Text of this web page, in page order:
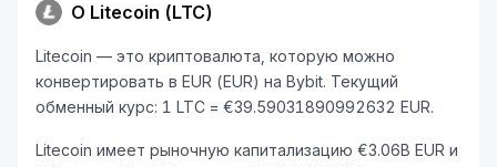
О Litecoin (LTC)
Litecoin — это криптовалюта, которую можно
конвертировать в EUR (EUR) на Bybit. Текущий
обменный курс: 1 LTC = €39.59031890992632 EUR.
Litecoin имеет рыночную капитализацию €3.06B EUR и